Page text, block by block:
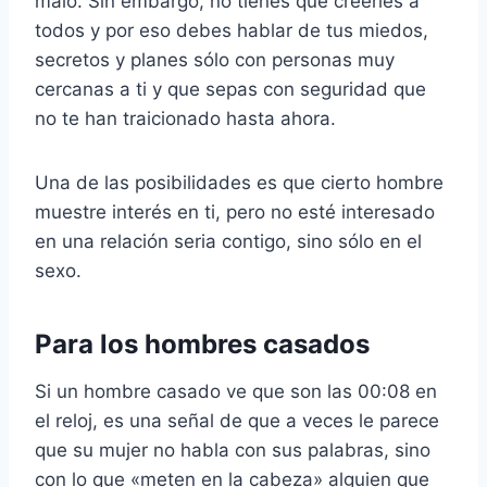
todos y por eso debes hablar de tus miedos,
secretos y planes sólo con personas muy
cercanas a ti y que sepas con seguridad que
no te han traicionado hasta ahora.
Una de las posibilidades es que cierto hombre
muestre interés en ti, pero no esté interesado
en una relación seria contigo, sino sólo en el
sexo.
Para los hombres casados
Si un hombre casado ve que son las 00:08 en
el reloj, es una señal de que a veces le parece
que su mujer no habla con sus palabras, sino
con lo que «meten en la cabeza» alguien que